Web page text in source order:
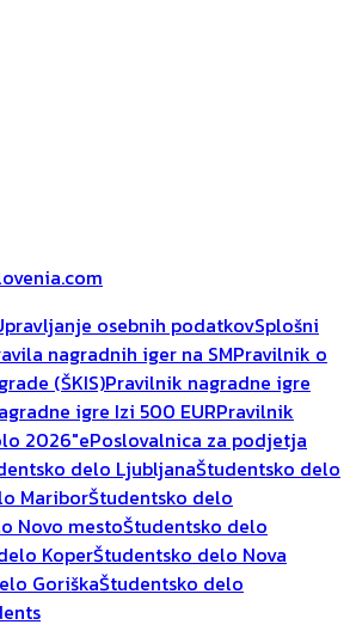
osebnih podatkovSplošni
nagradnih iger na SMPravilnik o
(ŠKIS)Pravilnik nagradne igre
igre Izi 500 EURPravilnik
2026"ePoslovalnica za podjetja
delo LjubljanaŠtudentsko delo
MariborŠtudentsko delo
Novo mestoŠtudentsko delo
KoperŠtudentsko delo Nova
GoriškaŠtudentsko delo